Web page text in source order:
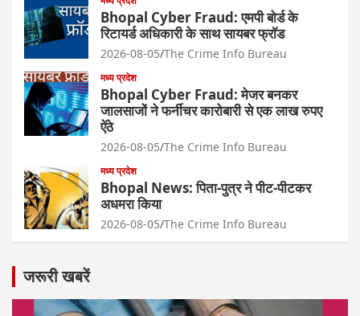
Bhopal Cyber Fraud: एमपी बोर्ड के
रिटायर्ड अधिकारी के साथ सायबर फ्रॉड
2026-08-05 The Crime Info Bureau
मध्य प्रदेश
Bhopal Cyber Fraud: मेजर बनकर
जालसाजों ने फर्नीचर कारोबारी से एक लाख रुपए
ऐंठे
2026-08-05 The Crime Info Bureau
मध्य प्रदेश
Bhopal News: पिता-पुत्र ने पीट-पीटकर
अधमरा किया
2026-08-05 The Crime Info Bureau
जरूरी खबरें